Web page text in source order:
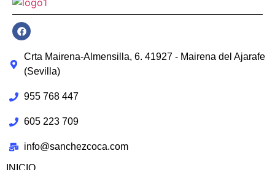
Crta Mairena-Almensilla, 6. 41927 - Mairena del Ajarafe
(Sevilla)
955 768 447
605 223 709
info@sanchezcoca.com
INICIO